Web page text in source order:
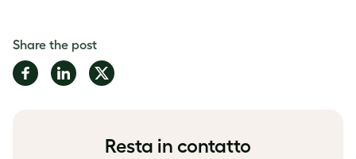
Share the post
Share
on
Share
on
Share
on
Resta in contatto